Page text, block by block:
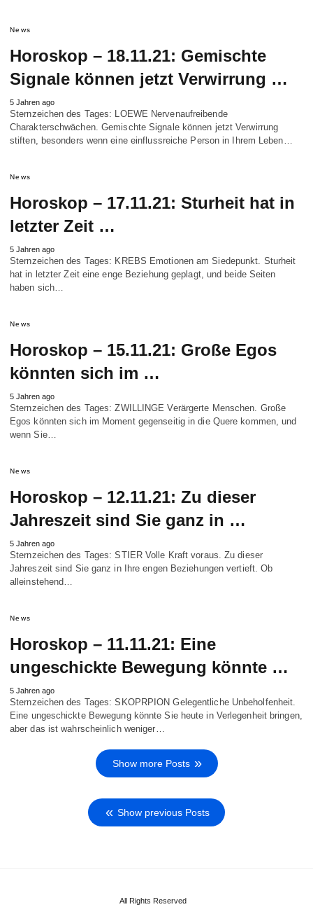
News
Horoskop – 18.11.21: Gemischte
Signale können jetzt Verwirrung …
5 Jahren ago
Sternzeichen des Tages: LOEWE Nervenaufreibende
Charakterschwächen. Gemischte Signale können jetzt Verwirrung
stiften, besonders wenn eine einflussreiche Person in Ihrem Leben…
News
Horoskop – 17.11.21: Sturheit hat in
letzter Zeit …
5 Jahren ago
Sternzeichen des Tages: KREBS Emotionen am Siedepunkt. Sturheit
hat in letzter Zeit eine enge Beziehung geplagt, und beide Seiten
haben sich…
News
Horoskop – 15.11.21: Große Egos
könnten sich im …
5 Jahren ago
Sternzeichen des Tages: ZWILLINGE Verärgerte Menschen. Große
Egos könnten sich im Moment gegenseitig in die Quere kommen, und
wenn Sie…
News
Horoskop – 12.11.21: Zu dieser
Jahreszeit sind Sie ganz in …
5 Jahren ago
Sternzeichen des Tages: STIER Volle Kraft voraus. Zu dieser
Jahreszeit sind Sie ganz in Ihre engen Beziehungen vertieft. Ob
alleinstehend…
News
Horoskop – 11.11.21: Eine
ungeschickte Bewegung könnte …
5 Jahren ago
Sternzeichen des Tages: SKOPRPION Gelegentliche Unbeholfenheit.
Eine ungeschickte Bewegung könnte Sie heute in Verlegenheit bringen,
aber das ist wahrscheinlich weniger…
Show more Posts
Show previous Posts
All Rights Reserved